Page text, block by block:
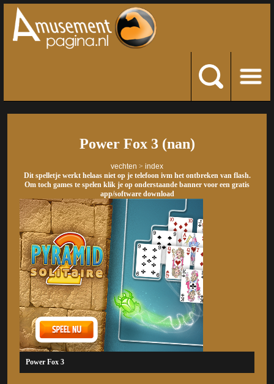
Power Fox 3 (nan)
vechten > index
Dit spelletje werkt helaas niet op je telefoon ivm het ontbreken van flash.
Om toch games te spelen klik je op onderstaande banner voor een gratis
app/software download
Power Fox 3